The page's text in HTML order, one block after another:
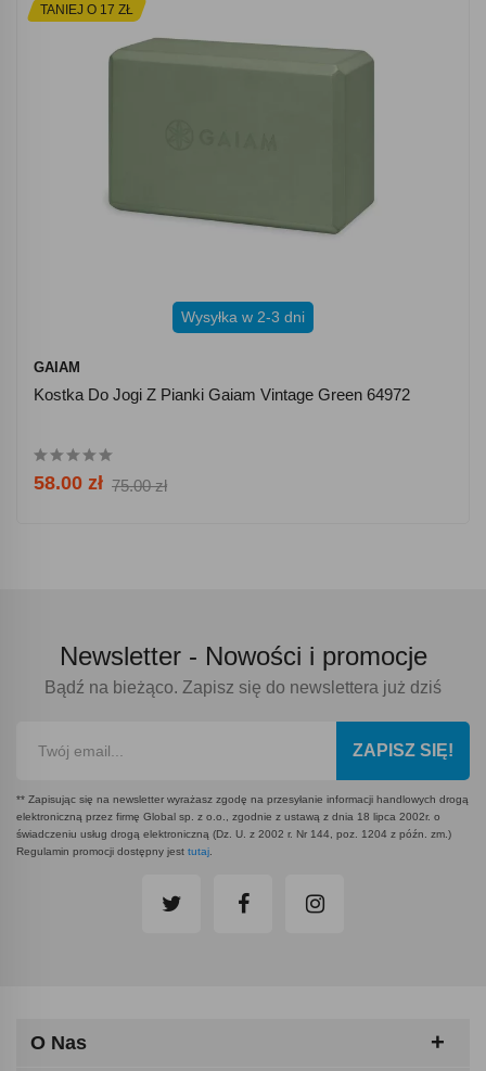
TANIEJ O 17 ZŁ
Wysyłka w 2-3 dni
GAIAM
Kostka Do Jogi Z Pianki Gaiam Vintage Green 64972
58.00 zł 75.00 zł
Newsletter - Nowości i promocje
Bądź na bieżąco. Zapisz się do newslettera już dziś
ZAPISZ SIĘ!
** Zapisując się na newsletter wyrażasz zgodę na przesyłanie informacji handlowych drogą
elektroniczną przez firmę Global sp. z o.o., zgodnie z ustawą z dnia 18 lipca 2002r. o
świadczeniu usług drogą elektroniczną (Dz. U. z 2002 r. Nr 144, poz. 1204 z późn. zm.)
Regulamin promocji dostępny jest tutaj.
O Nas